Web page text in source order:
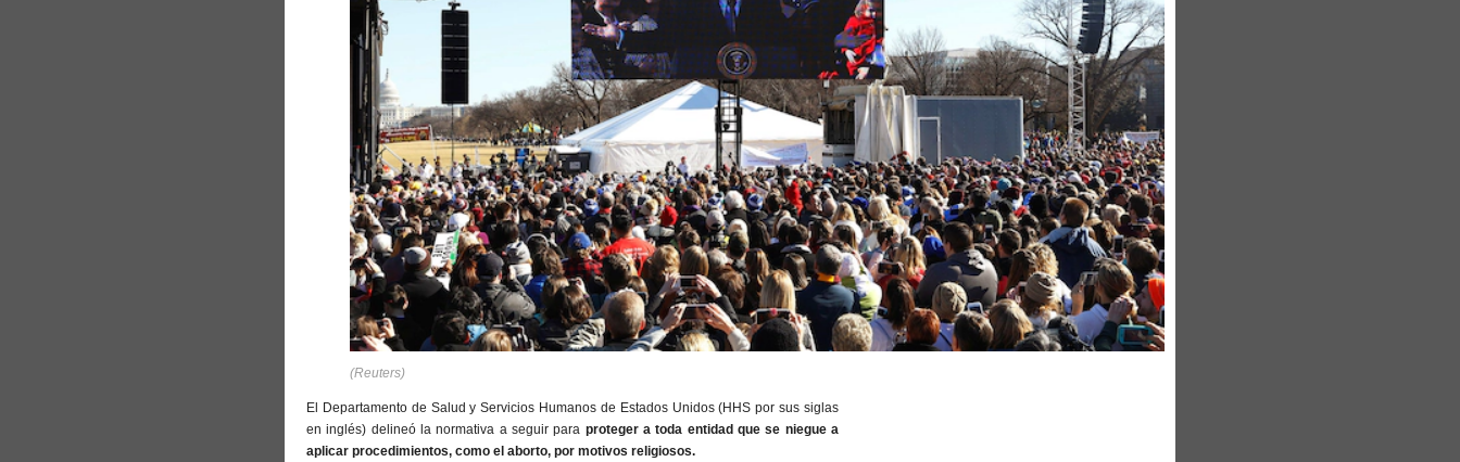
(Reuters)
El Departamento de Salud y Servicios Humanos de Estados Unidos (HHS por sus siglas
en inglés) delineó la normativa a seguir para proteger a toda entidad que se niegue a
aplicar procedimientos, como el aborto, por motivos religiosos.